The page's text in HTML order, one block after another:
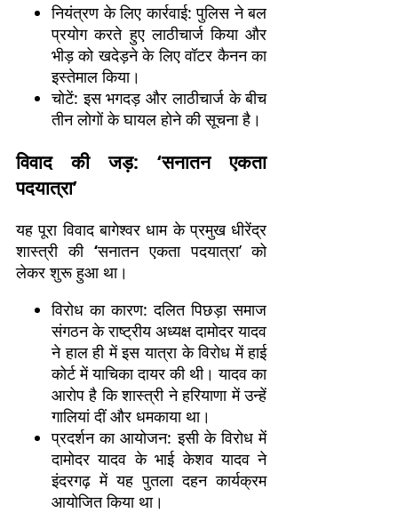
नियंत्रण के लिए कार्रवाई: पुलिस ने बल
प्रयोग करते हुए लाठीचार्ज किया और
भीड़ को खदेड़ने के लिए वॉटर कैनन का
इस्तेमाल किया।
चोटें: इस भगदड़ और लाठीचार्ज के बीच
तीन लोगों के घायल होने की सूचना है।
विवाद की जड़: ‘सनातन एकता
पदयात्रा’
यह पूरा विवाद बागेश्वर धाम के प्रमुख धीरेंद्र
शास्त्री की ‘सनातन एकता पदयात्रा’ को
लेकर शुरू हुआ था।
विरोध का कारण: दलित पिछड़ा समाज
संगठन के राष्ट्रीय अध्यक्ष दामोदर यादव
ने हाल ही में इस यात्रा के विरोध में हाई
कोर्ट में याचिका दायर की थी। यादव का
आरोप है कि शास्त्री ने हरियाणा में उन्हें
गालियां दीं और धमकाया था।
प्रदर्शन का आयोजन: इसी के विरोध में
दामोदर यादव के भाई केशव यादव ने
इंदरगढ़ में यह पुतला दहन कार्यक्रम
आयोजित किया था।